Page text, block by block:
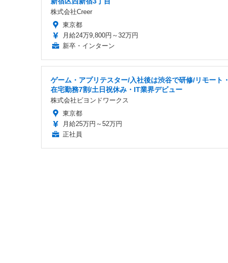
株式会社Creer
東京都
月給24万9,800円～32万円
新卒・インターン
ゲーム・アプリテスター/入社後は渋谷で研修/リモート・
在宅勤務7割/土日祝休み・IT業界デビュー
株式会社ビヨンドワークス
東京都
月給25万円～52万円
正社員